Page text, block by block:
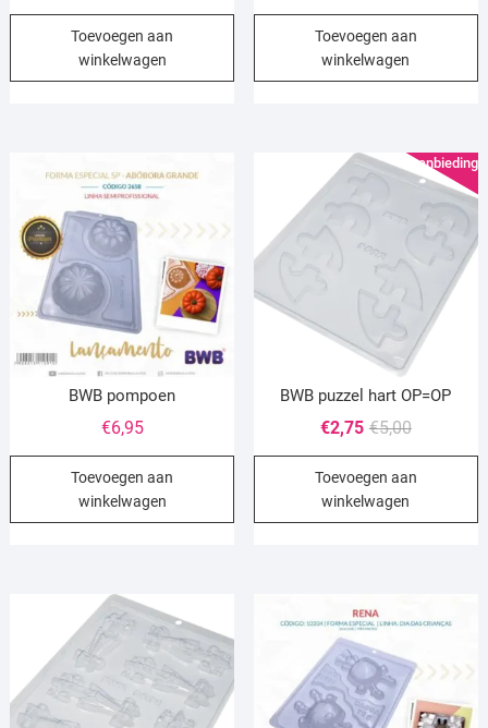
Toevoegen aan
winkelwagen
prijs
was:
prijs
is:
Toevoegen aan
winkelwagen
BWB pompoen
€6,95
Toevoegen aan
winkelwagen
Aanbieding!
BWB puzzel hart OP=OP
€5,00
prijs
was:
€2,75
Huidige
prijs
is:
Toevoegen aan
winkelwagen